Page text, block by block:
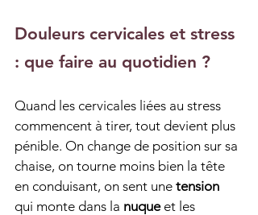
Douleurs cervicales et stress
: que faire au quotidien ?
Quand les cervicales liées au stress
commencent à tirer, tout devient plus
pénible. On change de position sur sa
chaise, on tourne moins bien la tête
en conduisant, on sent une tension
qui monte dans la nuque et les